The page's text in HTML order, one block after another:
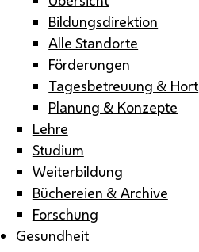
Bildungsdirektion
Alle Standorte
Förderungen
Tagesbetreuung & Hort
Planung & Konzepte
Lehre
Studium
Weiterbildung
Büchereien & Archive
Forschung
Gesundheit